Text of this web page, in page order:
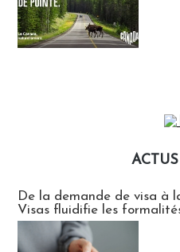
ACTUS
De la demande de visa à
Visas fluidifie les